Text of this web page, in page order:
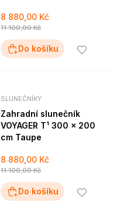
8 880,00 Kč
11 100,00 Kč
Do košíku
SLUNEČNÍKY
Zahradní slunečník
VOYAGER T¹ 300 x 200
cm Taupe
8 880,00 Kč
11 100,00 Kč
Do košíku